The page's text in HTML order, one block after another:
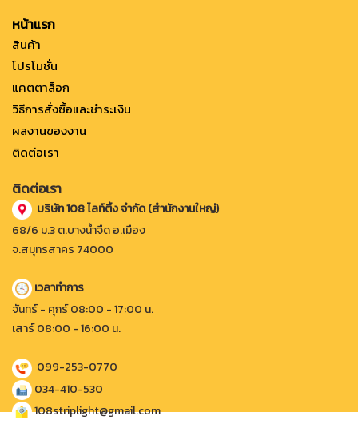
หน้าแรก
สินค้า
โปรโมชั่น
แคตตาล็อก
วิธีการสั่งซื้อและชำระเงิน
ผลงานของงาน
ติดต่อเรา
ติดต่อเรา
บริษัท 108 ไลท์ติ้ง จำกัด (สำนักงานใหญ่)
68/6 ม.3 ต.บางน้ำจืด อ.เมือง
จ.สมุทรสาคร 74000
เวลาทำการ
จันทร์ - ศุกร์ 08:00 - 17:00 น.
เสาร์ 08:00 - 16:00 น.
099-253-0770
034-410-530
108striplight@gmail.com